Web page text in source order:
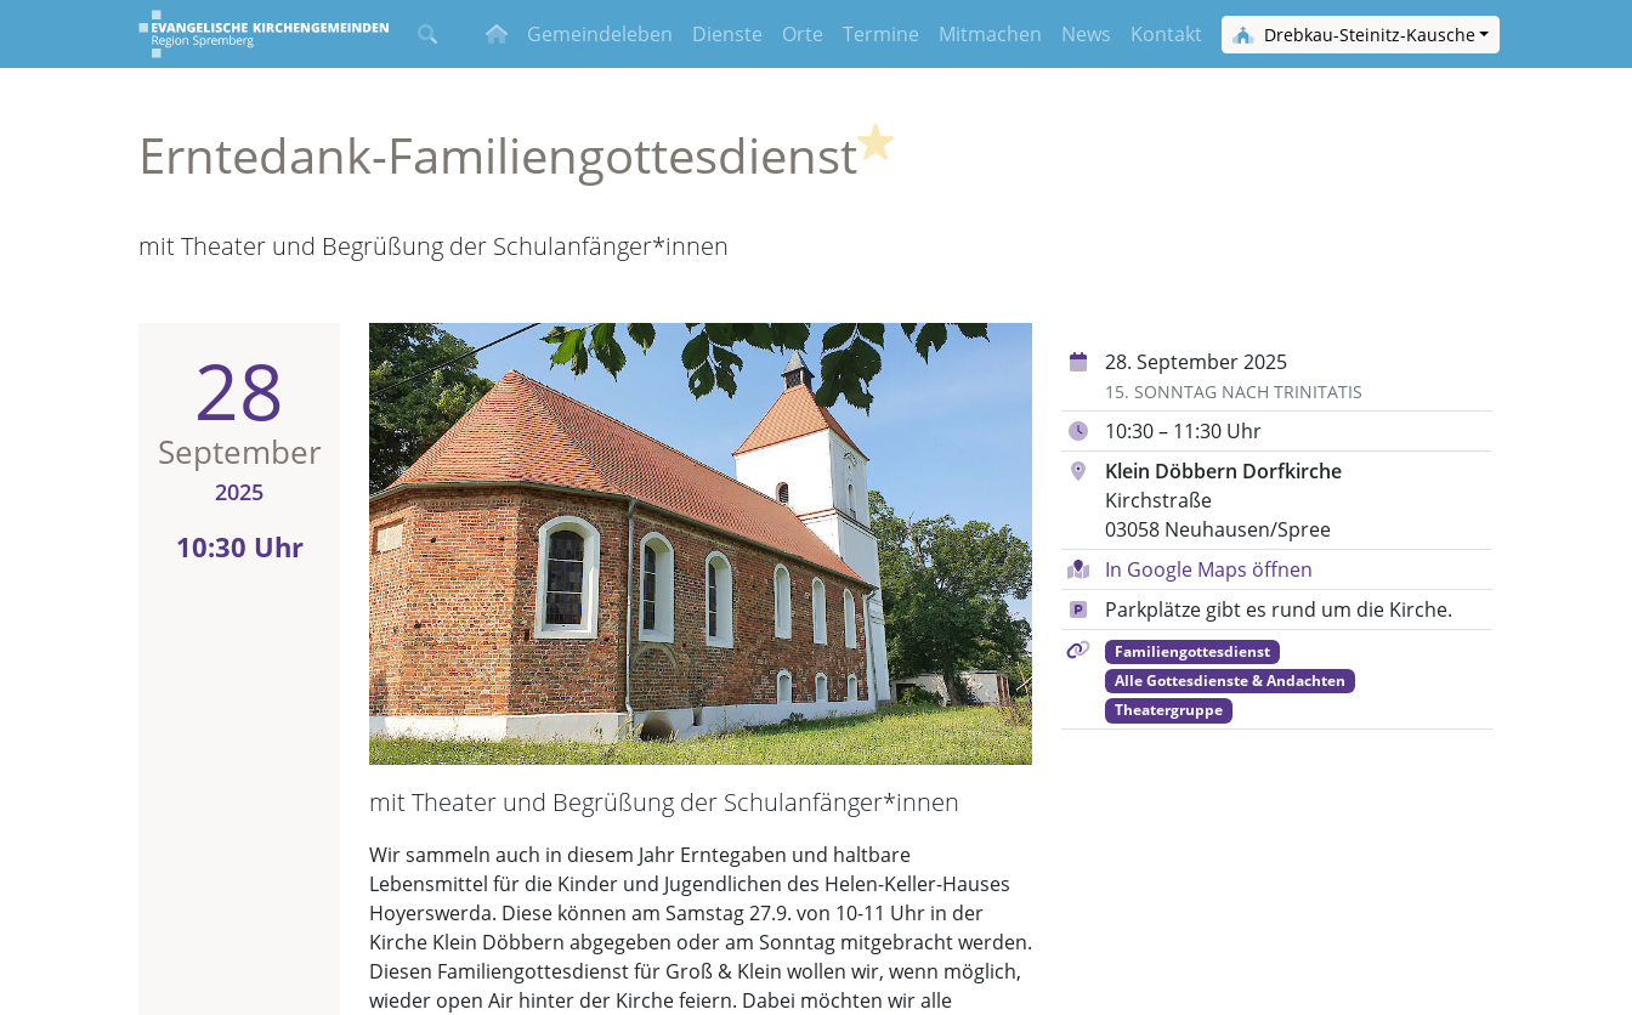
Gemeindeleben Dienste Orte Termine Mitmachen News Kontakt Drebkau-Steinitz-Kausche
Erntedank-Familiengottesdienst
mit Theater und Begrüßung der Schulanfänger*innen
28
September
2025
10:30 Uhr
mit Theater und Begrüßung der Schulanfänger*innen
Wir sammeln auch in diesem Jahr Erntegaben und haltbare
Lebensmittel für die Kinder und Jugendlichen des Helen-Keller-Hauses
Hoyerswerda. Diese können am Samstag 27.9. von 10-11 Uhr in der
Kirche Klein Döbbern abgegeben oder am Sonntag mitgebracht werden.
Diesen Familiengottesdienst für Groß & Klein wollen wir, wenn möglich,
wieder open Air hinter der Kirche feiern. Dabei möchten wir alle
28. September 2025
15. SONNTAG NACH TRINITATIS
10:30 – 11:30 Uhr
Klein Döbbern Dorfkirche
Kirchstraße
03058 Neuhausen/Spree
In Google Maps öffnen
Parkplätze gibt es rund um die Kirche.
Familiengottesdienst
Alle Gottesdienste & Andachten
Theatergruppe